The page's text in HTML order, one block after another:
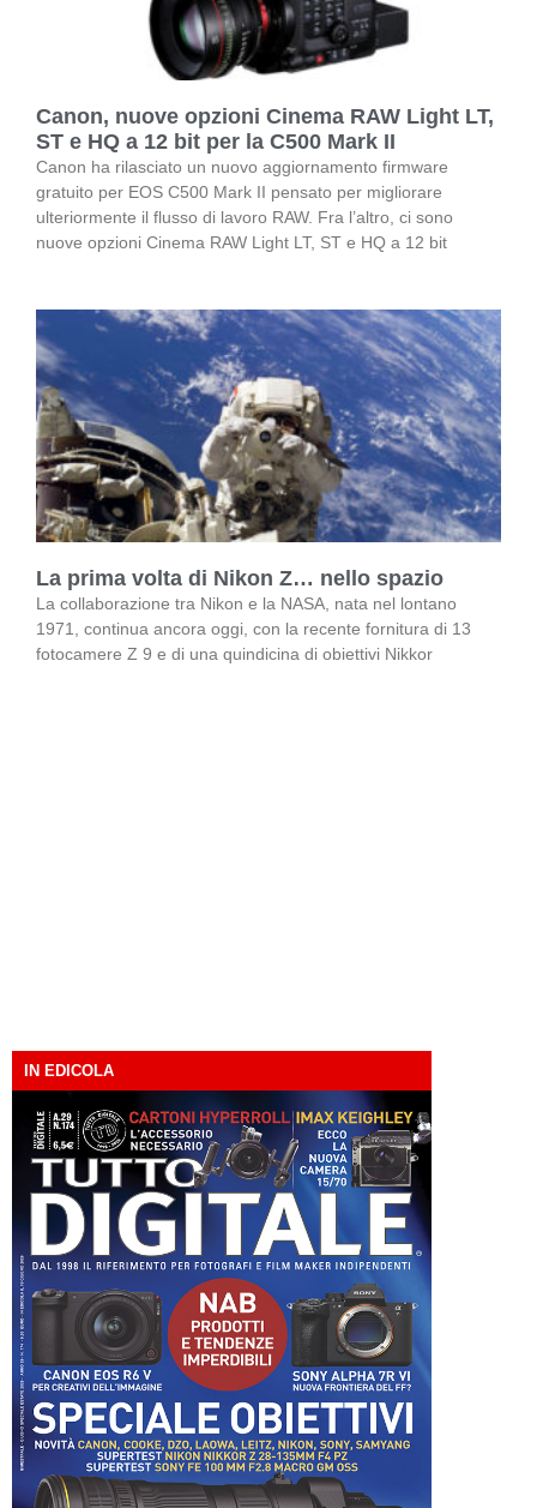
Canon, nuove opzioni Cinema RAW Light LT,
ST e HQ a 12 bit per la C500 Mark II
Canon ha rilasciato un nuovo aggiornamento firmware
gratuito per EOS C500 Mark II pensato per migliorare
ulteriormente il flusso di lavoro RAW. Fra l’altro, ci sono
nuove opzioni Cinema RAW Light LT, ST e HQ a 12 bit
La prima volta di Nikon Z… nello spazio
La collaborazione tra Nikon e la NASA, nata nel lontano
1971, continua ancora oggi, con la recente fornitura di 13
fotocamere Z 9 e di una quindicina di obiettivi Nikkor
IN EDICOLA